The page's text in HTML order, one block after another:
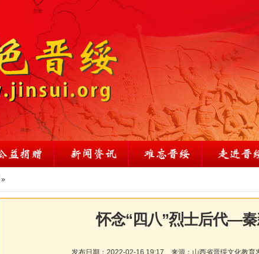
»
怀念“四八”烈士后代—
发布日期： 2022-02-16 19:17 来源： 山西省晋绥文化教育